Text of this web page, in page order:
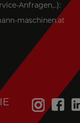
Anfragen,..):
maschinen.at